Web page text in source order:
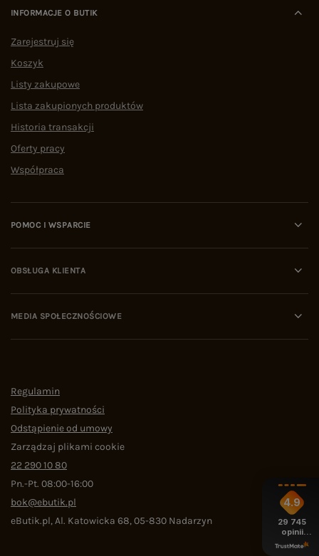
INFORMACJE O BUTIK
Zarejestruj się
Koszyk
Listy zakupowe
Lista zakupionych produktów
Historia transakcji
Oferty pracy
Współpraca
POMOC I WSPARCIE
OBSŁUGA KLIENTA
MEDIA SPOŁECZNOŚCIOWE
Regulamin
Polityka prywatności
Odstąpienie od umowy
Zarządzaj plikami cookie
22 290 10 80
Pn.-Pt. 08:00-16:00
bok@ebutik.pl
eButik.pl,Al. Katowicka 68,05-830 Nadarzyn
4.9
29 745
opinii
z całego